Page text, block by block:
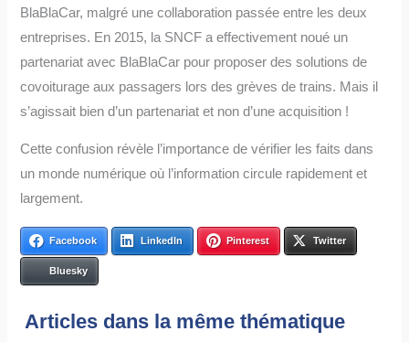
BlaBlaCar, malgré une collaboration passée entre les deux
entreprises. En 2015, la SNCF a effectivement noué un
partenariat avec BlaBlaCar pour proposer des solutions de
covoiturage aux passagers lors des grèves de trains. Mais il
s’agissait bien d’un partenariat et non d’une acquisition !
Cette confusion révèle l’importance de vérifier les faits dans
un monde numérique où l’information circule rapidement et
largement.
Facebook LinkedIn Pinterest Twitter
Bluesky
Articles dans la même thématique